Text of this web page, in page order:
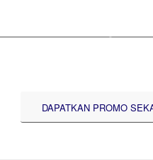
DAPATKAN PROMO